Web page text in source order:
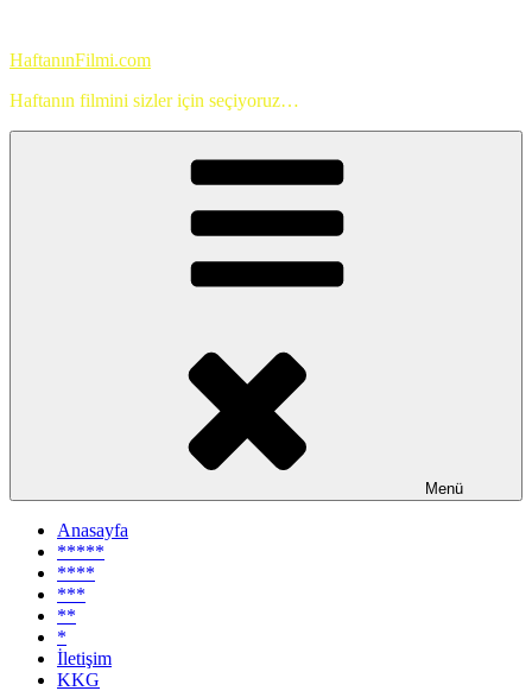
HaftanınFilmi.com
Haftanın filmini sizler için seçiyoruz…
Menü
Anasayfa
*****
****
***
**
*
İletişim
KKG